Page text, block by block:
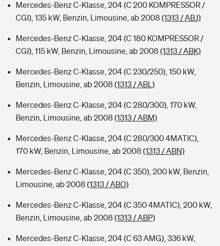
Mercedes-Benz C-Klasse, 204 (C 200 KOMPRESSOR /
CGI), 135 kW, Benzin, Limousine, ab 2008 (1313 / ABJ)
Mercedes-Benz C-Klasse, 204 (C 180 KOMPRESSOR /
CGI), 115 kW, Benzin, Limousine, ab 2008 (1313 / ABK)
Mercedes-Benz C-Klasse, 204 (C 230/250), 150 kW,
Benzin, Limousine, ab 2008 (1313 / ABL)
Mercedes-Benz C-Klasse, 204 (C 280/300), 170 kW,
Benzin, Limousine, ab 2008 (1313 / ABM)
Mercedes-Benz C-Klasse, 204 (C 280/300 4MATIC),
170 kW, Benzin, Limousine, ab 2008 (1313 / ABN)
Mercedes-Benz C-Klasse, 204 (C 350), 200 kW, Benzin,
Limousine, ab 2008 (1313 / ABO)
Mercedes-Benz C-Klasse, 204 (C 350 4MATIC), 200 kW,
Benzin, Limousine, ab 2008 (1313 / ABP)
Mercedes-Benz C-Klasse, 204 (C 63 AMG), 336 kW,